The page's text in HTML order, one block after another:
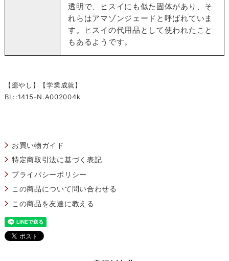
透明で、ヒスイにも似た固体があり、そ
れらはアマゾンジェードと呼ばれていま
す。ヒスイの代用品として使われたこと
もあるようです。
【癒やし】【学業成就】
BL::1415-N.A002004k
お買い物ガイド
特定商取引法に基づく表記
プライバシーポリシー
この商品について問い合わせる
この商品を友達に教える